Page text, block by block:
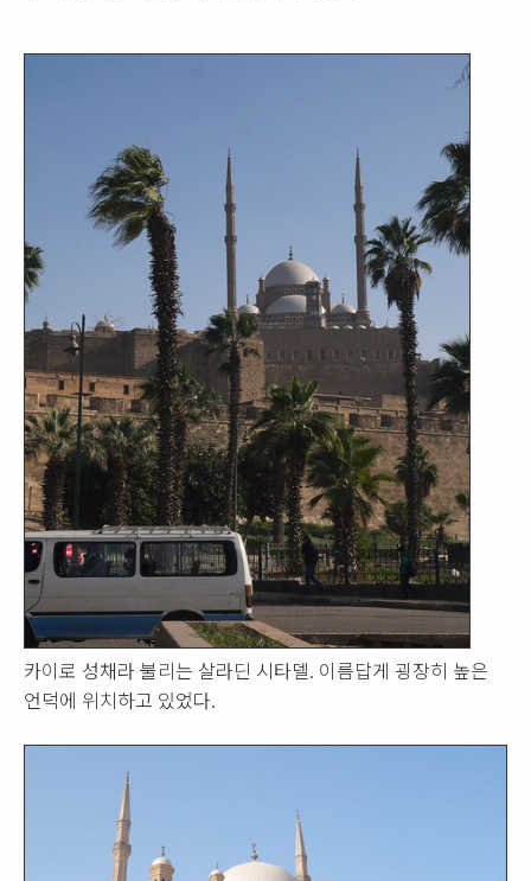
카이로 성채라 불리는 살라딘 시타델. 이름답게 굉장히 높은
언덕에 위치하고 있었다.